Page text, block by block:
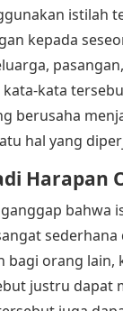
istilah
kepada
kata
berusaha
hal yang
Harapan
bahwa
bagi orang lain,
justru dapat